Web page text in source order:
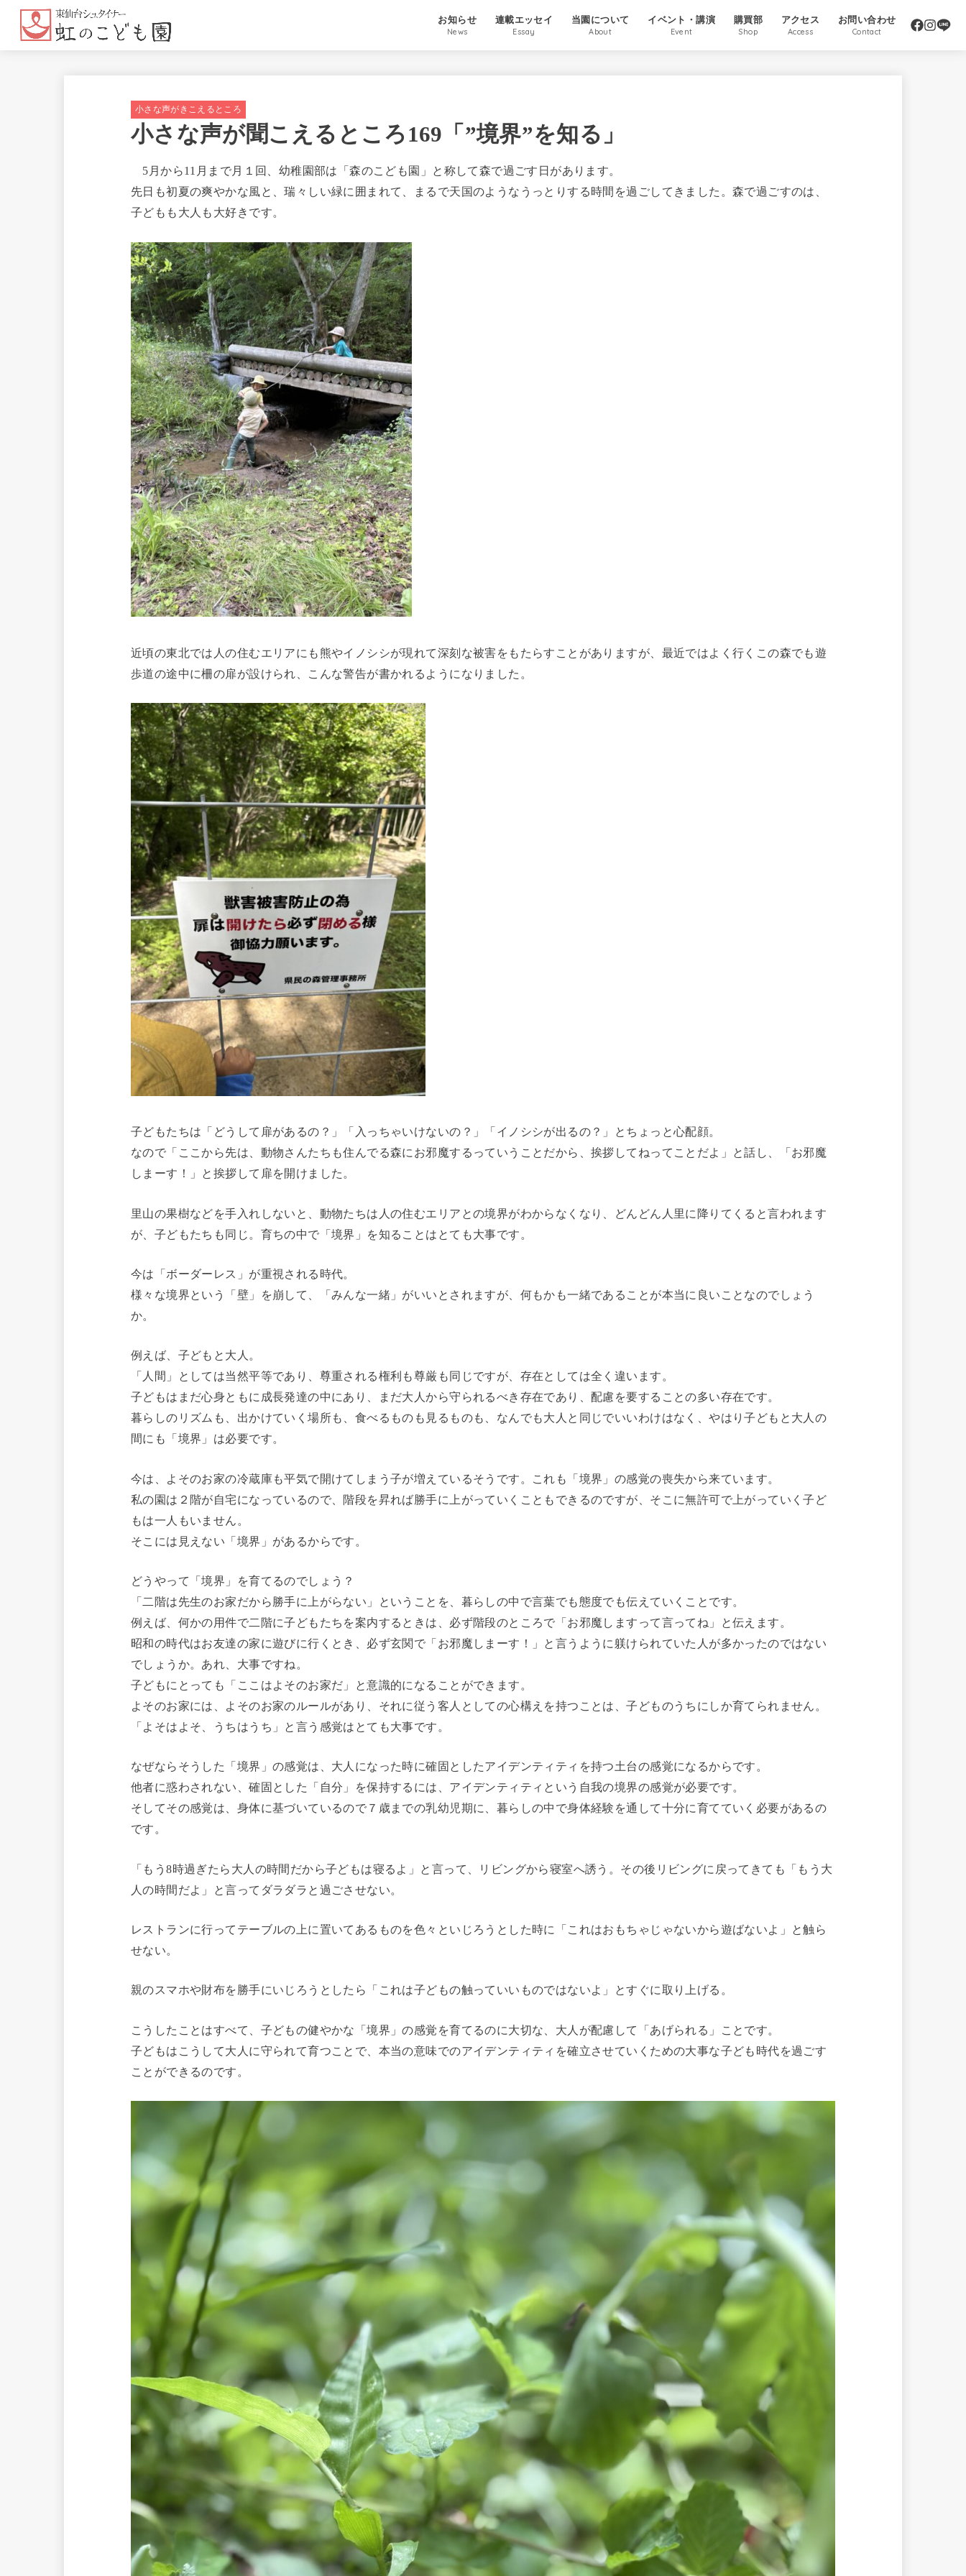
お知らせ
News
連載エッセイ
Essay
当園について
About
イベント・講演
Event
購買部
Shop
アクセス
Access
お問い合わせ
Contact
小さな声がきこえるところ
小さな声が聞こえるところ169「”境界”を知る」
5月から11月まで月１回、幼稚園部は「森のこども園」と称して森で過ごす日があります。
先日も初夏の爽やかな風と、瑞々しい緑に囲まれて、まるで天国のようなうっとりする時間を過ごしてきました。森で過ごすのは、
子どもも大人も大好きです。
近頃の東北では人の住むエリアにも熊やイノシシが現れて深刻な被害をもたらすことがありますが、最近ではよく行くこの森でも遊
歩道の途中に柵の扉が設けられ、こんな警告が書かれるようになりました。
子どもたちは「どうして扉があるの？」「入っちゃいけないの？」「イノシシが出るの？」とちょっと心配顔。
なので「ここから先は、動物さんたちも住んでる森にお邪魔するっていうことだから、挨拶してねってことだよ」と話し、「お邪魔
しまーす！」と挨拶して扉を開けました。
里山の果樹などを手入れしないと、動物たちは人の住むエリアとの境界がわからなくなり、どんどん人里に降りてくると言われます
が、子どもたちも同じ。育ちの中で「境界」を知ることはとても大事です。
今は「ボーダーレス」が重視される時代。
様々な境界という「壁」を崩して、「みんな一緒」がいいとされますが、何もかも一緒であることが本当に良いことなのでしょう
か。
例えば、子どもと大人。
「人間」としては当然平等であり、尊重される権利も尊厳も同じですが、存在としては全く違います。
子どもはまだ心身ともに成長発達の中にあり、まだ大人から守られるべき存在であり、配慮を要することの多い存在です。
暮らしのリズムも、出かけていく場所も、食べるものも見るものも、なんでも大人と同じでいいわけはなく、やはり子どもと大人の
間にも「境界」は必要です。
今は、よそのお家の冷蔵庫も平気で開けてしまう子が増えているそうです。これも「境界」の感覚の喪失から来ています。
私の園は２階が自宅になっているので、階段を昇れば勝手に上がっていくこともできるのですが、そこに無許可で上がっていく子ど
もは一人もいません。
そこには見えない「境界」があるからです。
どうやって「境界」を育てるのでしょう？
「二階は先生のお家だから勝手に上がらない」ということを、暮らしの中で言葉でも態度でも伝えていくことです。
例えば、何かの用件で二階に子どもたちを案内するときは、必ず階段のところで「お邪魔しますって言ってね」と伝えます。
昭和の時代はお友達の家に遊びに行くとき、必ず玄関で「お邪魔しまーす！」と言うように躾けられていた人が多かったのではない
でしょうか。あれ、大事ですね。
子どもにとっても「ここはよそのお家だ」と意識的になることができます。
よそのお家には、よそのお家のルールがあり、それに従う客人としての心構えを持つことは、子どものうちにしか育てられません。
「よそはよそ、うちはうち」と言う感覚はとても大事です。
なぜならそうした「境界」の感覚は、大人になった時に確固としたアイデンティティを持つ土台の感覚になるからです。
他者に惑わされない、確固とした「自分」を保持するには、アイデンティティという自我の境界の感覚が必要です。
そしてその感覚は、身体に基づいているので７歳までの乳幼児期に、暮らしの中で身体経験を通して十分に育てていく必要があるの
です。
「もう8時過ぎたら大人の時間だから子どもは寝るよ」と言って、リビングから寝室へ誘う。その後リビングに戻ってきても「もう大
人の時間だよ」と言ってダラダラと過ごさせない。
レストランに行ってテーブルの上に置いてあるものを色々といじろうとした時に「これはおもちゃじゃないから遊ばないよ」と触ら
せない。
親のスマホや財布を勝手にいじろうとしたら「これは子どもの触っていいものではないよ」とすぐに取り上げる。
こうしたことはすべて、子どもの健やかな「境界」の感覚を育てるのに大切な、大人が配慮して「あげられる」ことです。
子どもはこうして大人に守られて育つことで、本当の意味でのアイデンティティを確立させていくための大事な子ども時代を過ごす
ことができるのです。